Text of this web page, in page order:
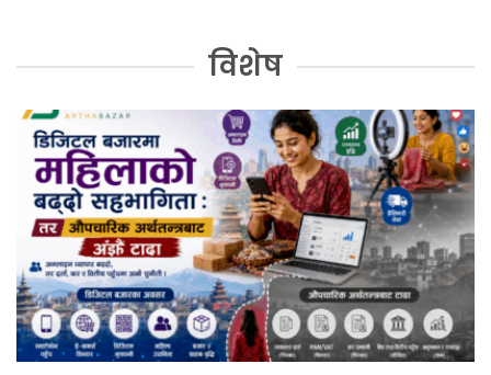
विशेष